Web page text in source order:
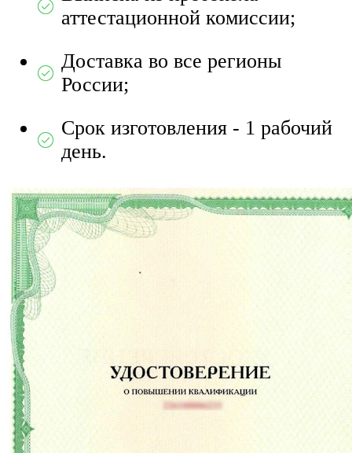
аттестационной комиссии;
Доставка во все регионы
России;
Срок изготовления - 1 рабочий
день.